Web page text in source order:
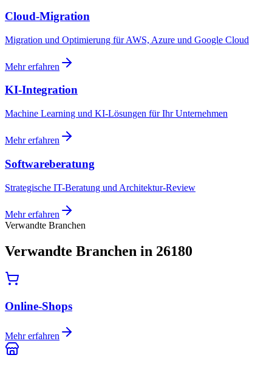
Cloud-Migration
Migration und Optimierung für AWS, Azure und Google Cloud
Mehr erfahren
KI-Integration
Machine Learning und KI-Lösungen für Ihr Unternehmen
Mehr erfahren
Softwareberatung
Strategische IT-Beratung und Architektur-Review
Mehr erfahren
Verwandte Branchen
Verwandte Branchen in 26180
Online-Shops
Mehr erfahren